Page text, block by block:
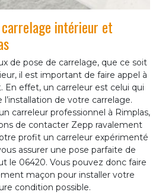
intérieur et
de pose de carrelage, que ce soit
il est important de faire appel à
En effet, un carreleur est celui qui
de votre carrelage.
carreleur professionnel à Rimplas,
de contacter Zepp ravalement
profit un carreleur expérimenté
assurer une pose parfaite de
le 06420. Vous pouvez donc faire
maçon pour installer votre
condition possible.